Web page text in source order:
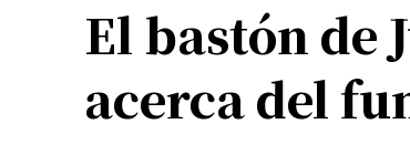
El bastón de
acerca del